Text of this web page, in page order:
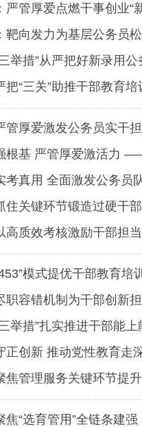
严管厚爱点燃干事创业“
靶向发力为基层公务员
举措”从严把好新录用公
把“三关”助推干部教育
管厚爱激发公务员实干
根基 严管厚爱激活力
考真用 全面激发公务员
住关键环节锻造过硬干
高质效考核激励干部担
模式提优干部教育培
职容错机制为干部创新
举措”扎实推进干部能上
正创新 推动党性教育走
焦管理服务关键环节提
焦“选育管用”全链条建